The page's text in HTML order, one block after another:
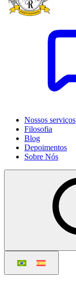
Nossos serviços
Filosofia
Blog
Depoimentos
Sobre Nós